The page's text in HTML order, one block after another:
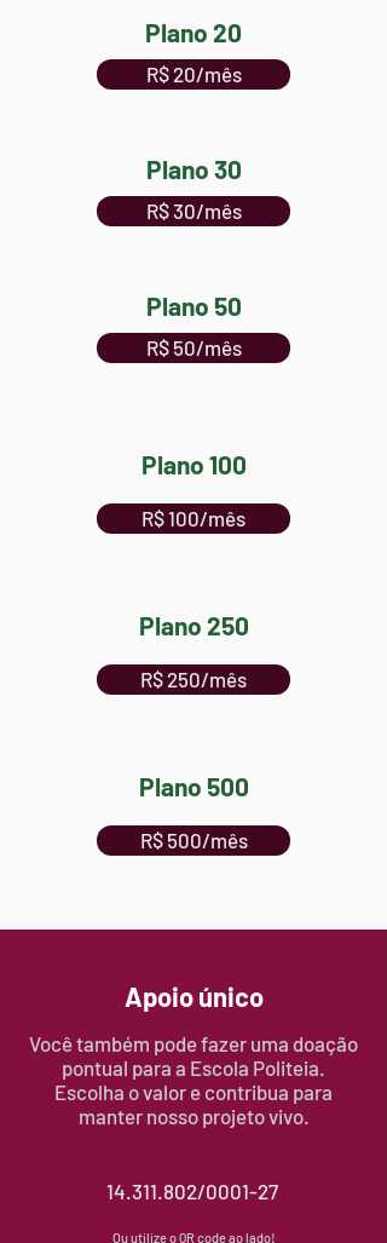
Plano 20
R$ 20/mês
Plano 30
R$ 30/mês
Plano 50
R$ 50/mês
Plano 100
R$ 100/mês
Plano 250
R$ 250/mês
Plano 500
R$ 500/mês
Apoio único
Você também pode fazer uma doação
pontual para a Escola Politeia.
Escolha o valor e contribua para
manter nosso projeto vivo.
14.311.802/0001-27
Ou utilize o QR code ao lado!